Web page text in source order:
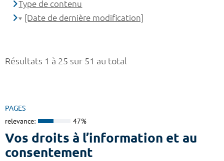
Résultats 1 à 25 sur 51 au total
PAGES
relevance: 47%
Vos droits à l’information et au
consentement
Type de contenu
[Date de dernière modification]